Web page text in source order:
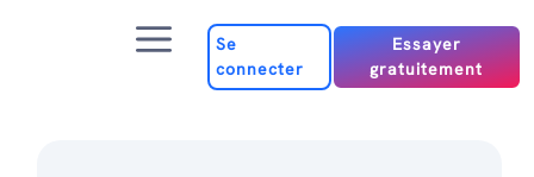
Menu
Se
connecter
Essayer
gratuitement